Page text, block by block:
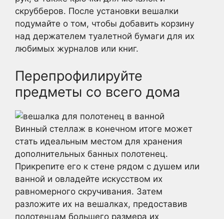
скрубберов. После установки вешалки
подумайте о том, чтобы добавить корзину
над держателем туалетной бумаги для их
любимых журналов или книг.
Перепрофилируйте
предметы со всего дома
Винный стеллаж в конечном итоге может
стать идеальным местом для хранения
дополнительных банных полотенец.
Прикрепите его к стене рядом с душем или
ванной и овладейте искусством их
равномерного скручивания. Затем
разложите их на вешалках, предоставив
полотенцам большего размера их